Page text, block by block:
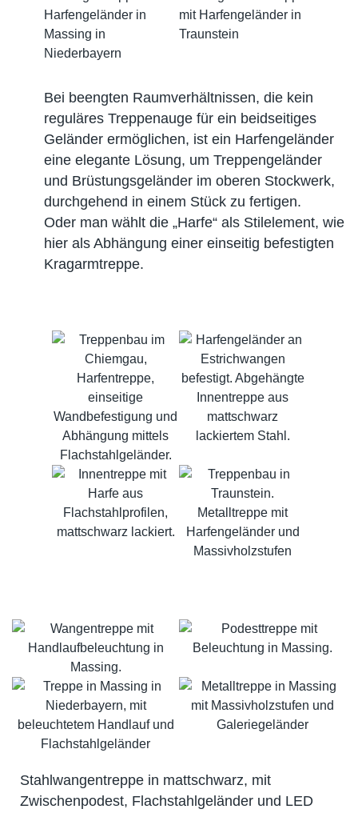
Bei beengten Raumverhältnissen, die kein
reguläres Treppenauge für ein beidseitiges
Geländer ermöglichen, ist ein Harfengeländer
eine elegante Lösung, um Treppengeländer
und Brüstungsgeländer im oberen Stockwerk,
durchgehend in einem Stück zu fertigen.
Oder man wählt die „Harfe“ als Stilelement, wie
hier als Abhängung einer einseitig befestigten
Kragarmtreppe.
Stahlwangentreppe in mattschwarz, mit
Zwischenpodest, Flachstahlgeländer und LED